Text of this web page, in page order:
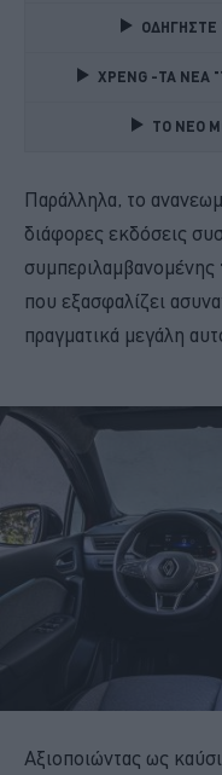
ΟΔΗΓΗΣΤΕ
XPENG -ΤΑ ΝΕΑ
TO NEO
Παράλληλα, το
διάφορες εκδόσεις
συμπεριλαμβανομένης
που εξασφαλίζει
πραγματικά μεγάλη
Αξιοποιώντας ως